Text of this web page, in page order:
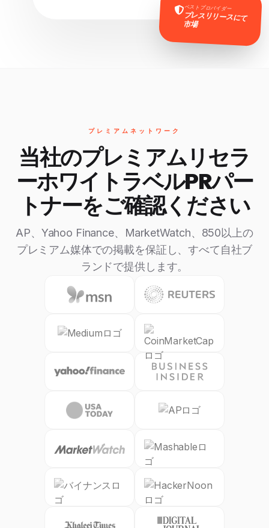
ベストプロバイダー
プレスリリースにて
市場
プレミアムネットワーク
当社のプレミアムリセラ
ーホワイトラベルPRパー
トナーをご確認ください
AP、Yahoo Finance、MarketWatch、850以上の
プレミアム媒体での掲載を保証し、すべて自社ブ
ランドで提供します。